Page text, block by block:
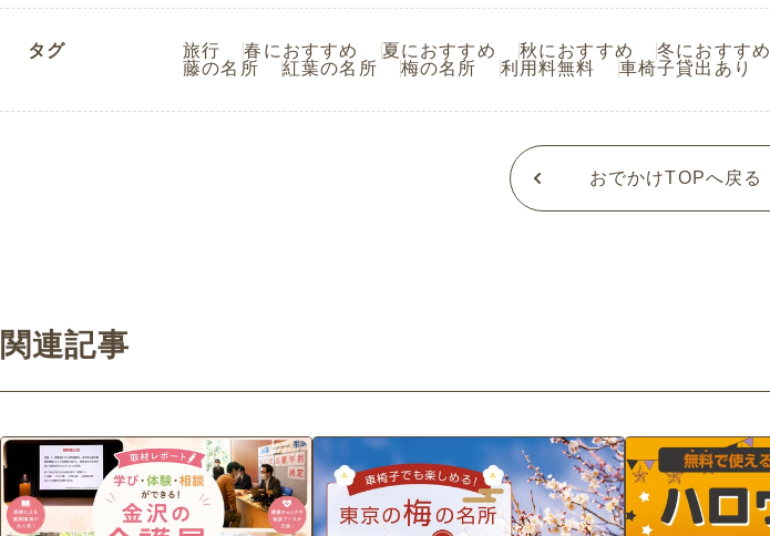
タグ 旅行 春におすすめ 夏におすすめ 秋におすすめ 冬におすすめ
藤の名所
紅葉の名所 梅の名所 利用料無料 車椅子貸出あり
おでかけTOPへ戻る
関連記事